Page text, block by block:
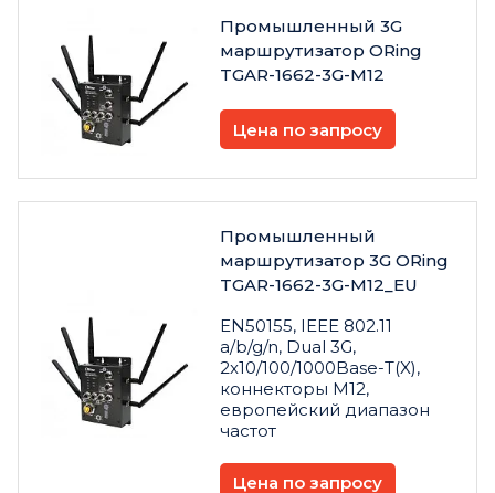
Промышленный 3G
маршрутизатор ORing
TGAR-1662-3G-M12
Цена по запросу
Промышленный
маршрутизатор 3G ORing
TGAR-1662-3G-M12_EU
EN50155, IEEE 802.11
a/b/g/n, Dual 3G,
2x10/100/1000Base-T(X),
коннекторы M12,
европейский диапазон
частот
Цена по запросу